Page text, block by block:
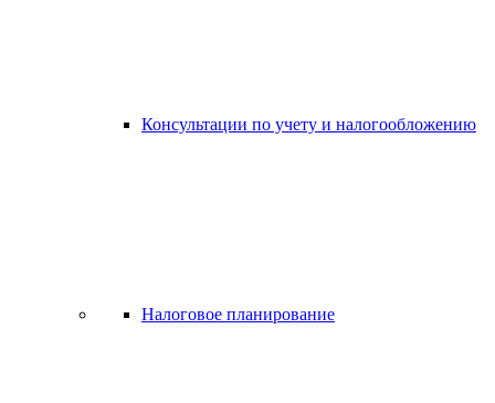
Консультации по учету и налогообложению
Налоговое планирование